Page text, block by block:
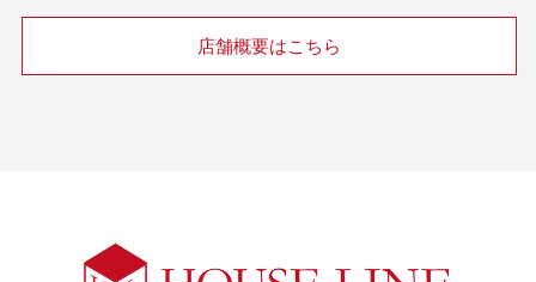
店舗概要はこちら